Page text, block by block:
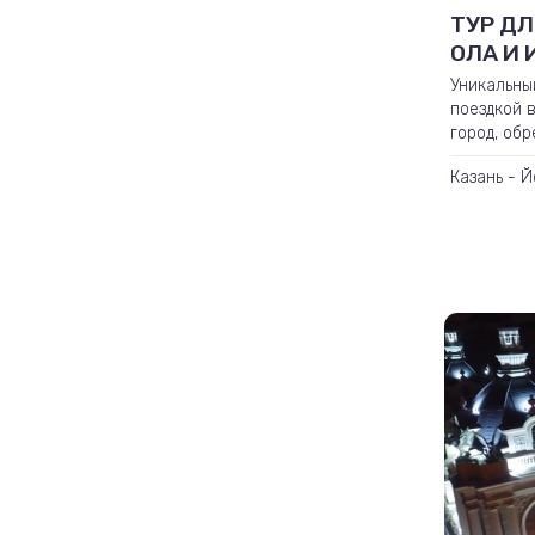
ТУР
ОЛА И
поездкой
город,
Казань -